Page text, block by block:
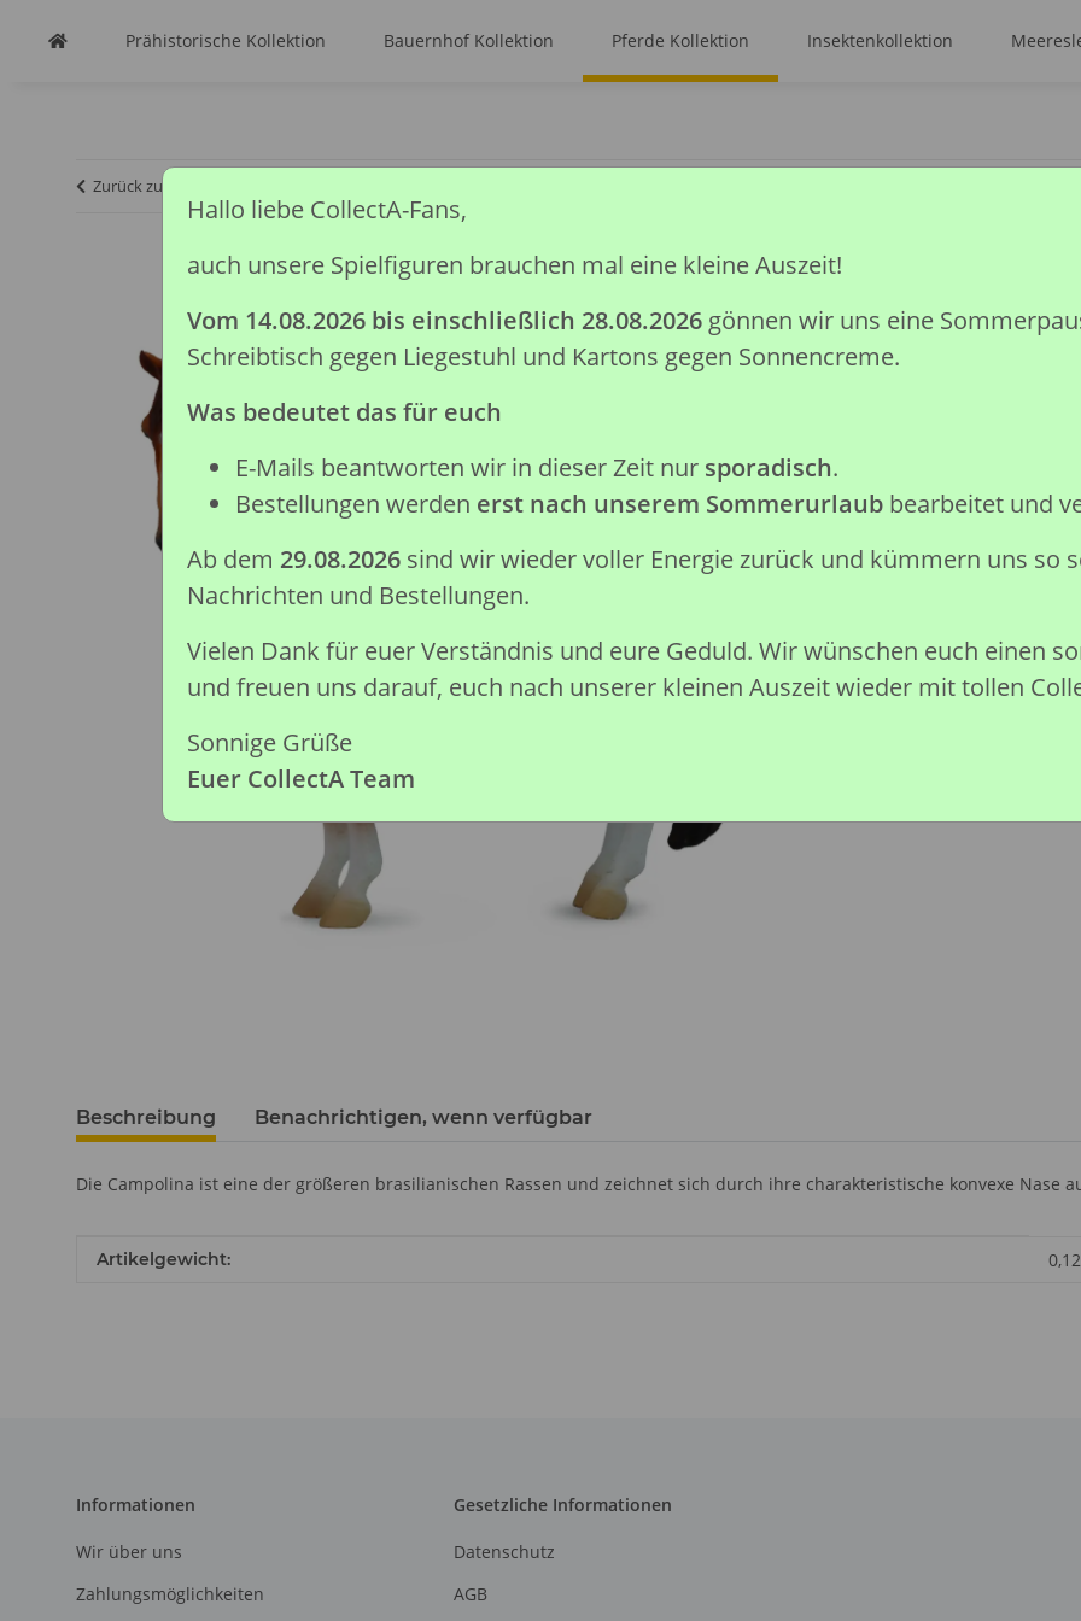
Prähistorische Kollektion Bauernhof Kollektion Pferde Kollektion Insektenkollektion
Zurück zur Liste
Artikelnummer:
Achtung: Nicht geeignet für
Preise nach Anmeldung
Beschreibung Benachrichtigen, wenn verfügbar
Die Campolina ist eine der größeren brasilianischen Rassen und zeichnet sich durch ihre charakteristische konvexe Nase
Produkteigenschaft
Wert
Artikelgewicht: 0,12
Informationen
Wir über uns
Zahlungsmöglichkeiten
Gesetzliche Informationen
Datenschutz
AGB
Hallo liebe CollectA-Fans,
auch unsere Spielfiguren brauchen mal eine kleine Auszeit!
Vom 14.08.2026 bis einschließlich 28.08.2026 gönnen wir uns eine
Schreibtisch gegen Liegestuhl und Kartons gegen Sonnencreme.
Was bedeutet das für euch
E-Mails beantworten wir in dieser Zeit nur sporadisch.
Bestellungen werden erst nach unserem Sommerurlaub bearbeitet und
Ab dem 29.08.2026 sind wir wieder voller Energie zurück und kümmern uns so
Nachrichten und Bestellungen.
Vielen Dank für euer Verständnis und eure Geduld. Wir wünschen euch einen
und freuen uns darauf, euch nach unserer kleinen Auszeit wieder mit tollen
Sonnige Grüße
Euer CollectA Team